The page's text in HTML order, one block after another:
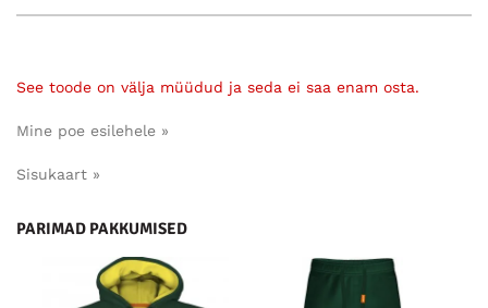
See toode on välja müüdud ja seda ei saa enam osta.
Mine poe esilehele »
Sisukaart »
PARIMAD PAKKUMISED